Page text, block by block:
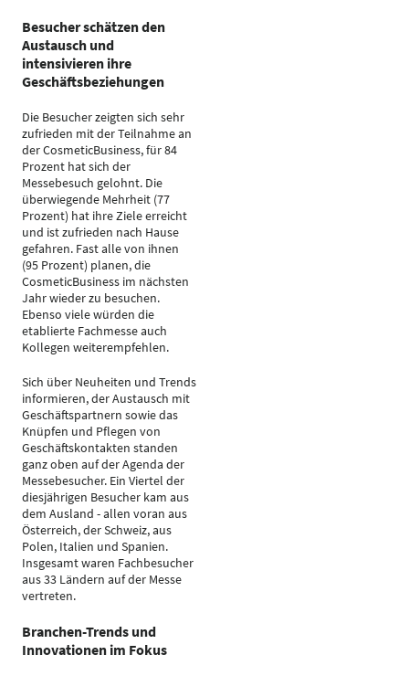
Besucher schätzen den
Austausch und
intensivieren ihre
Geschäftsbeziehungen
Die Besucher zeigten sich sehr
zufrieden mit der Teilnahme an
der CosmeticBusiness, für 84
Prozent hat sich der
Messebesuch gelohnt. Die
überwiegende Mehrheit (77
Prozent) hat ihre Ziele erreicht
und ist zufrieden nach Hause
gefahren. Fast alle von ihnen
(95 Prozent) planen, die
CosmeticBusiness im nächsten
Jahr wieder zu besuchen.
Ebenso viele würden die
etablierte Fachmesse auch
Kollegen weiterempfehlen.
Sich über Neuheiten und Trends
informieren, der Austausch mit
Geschäftspartnern sowie das
Knüpfen und Pflegen von
Geschäftskontakten standen
ganz oben auf der Agenda der
Messebesucher. Ein Viertel der
diesjährigen Besucher kam aus
dem Ausland - allen voran aus
Österreich, der Schweiz, aus
Polen, Italien und Spanien.
Insgesamt waren Fachbesucher
aus 33 Ländern auf der Messe
vertreten.
Branchen-Trends und
Innovationen im Fokus